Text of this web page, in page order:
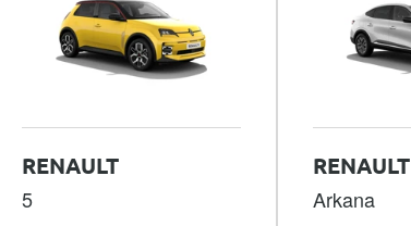
RENAULT
5
RENAULT
Arkana